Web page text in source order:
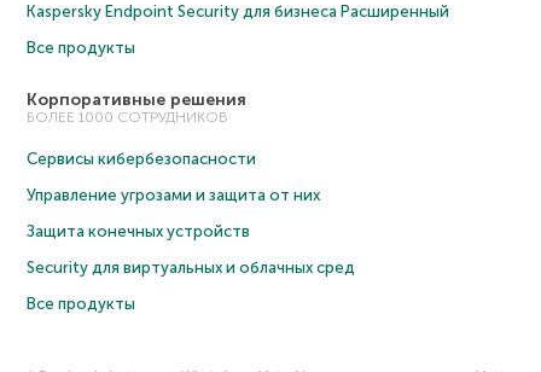
Kaspersky Endpoint Security для бизнеса Расширенный
Все продукты
Корпоративные решения
БОЛЕЕ 1000 СОТРУДНИКОВ
Сервисы кибербезопасности
Управление угрозами и защита от них
Защита конечных устройств
Security для виртуальных и облачных сред
Все продукты